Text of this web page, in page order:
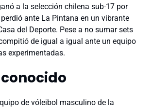
a la selección chilena sub-17 por
ante La Pintana en un vibrante
del Deporte. Pese a no sumar sets
de igual a igual ante un equipo
experimentadas.
de vóleibol masculino de la